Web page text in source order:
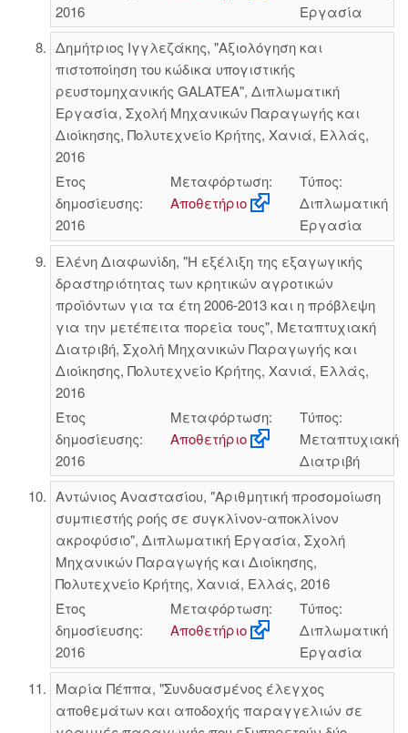
2016
Εργασία
Δημήτριος Ιγγλεζάκης, "Αξιολόγηση και
πιστοποίηση του κώδικα υπογιστικής
ρευστομηχανικής GALATEA", Διπλωματική
Εργασία, Σχολή Μηχανικών Παραγωγής και
Διοίκησης, Πολυτεχνείο Κρήτης, Χανιά, Ελλάς,
2016
Έτος
δημοσίευσης:
2016
Μεταφόρτωση:
Αποθετήριο
Τύπος:
Διπλωματική
Εργασία
Ελένη Διαφωνίδη, "Η εξέλιξη της εξαγωγικής
δραστηριότητας των κρητικών αγροτικών
προϊόντων για τα έτη 2006-2013 και η πρόβλεψη
για την μετέπειτα πορεία τους", Μεταπτυχιακή
Διατριβή, Σχολή Μηχανικών Παραγωγής και
Διοίκησης, Πολυτεχνείο Κρήτης, Χανιά, Ελλάς,
2016
Έτος
δημοσίευσης:
2016
Μεταφόρτωση:
Αποθετήριο
Τύπος:
Μεταπτυχιακή
Διατριβή
Αντώνιος Αναστασίου, "Αριθμητική προσομοίωση
συμπιεστής ροής σε συγκλίνον-αποκλίνον
ακροφύσιο", Διπλωματική Εργασία, Σχολή
Μηχανικών Παραγωγής και Διοίκησης,
Πολυτεχνείο Κρήτης, Χανιά, Ελλάς, 2016
Έτος
δημοσίευσης:
2016
Μεταφόρτωση:
Αποθετήριο
Τύπος:
Διπλωματική
Εργασία
Μαρία Πέππα, "Συνδυασμένος έλεγχος
αποθεμάτων και αποδοχής παραγγελιών σε